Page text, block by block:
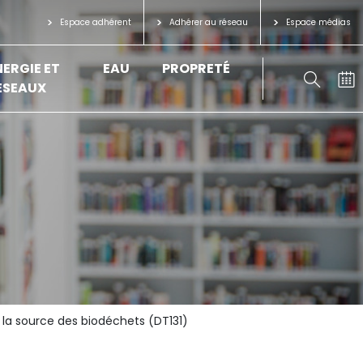
Espace adhérent Adhérer au réseau Espace médias
ET
EAU PROPRETÉ
source des biodéchets (DT131)